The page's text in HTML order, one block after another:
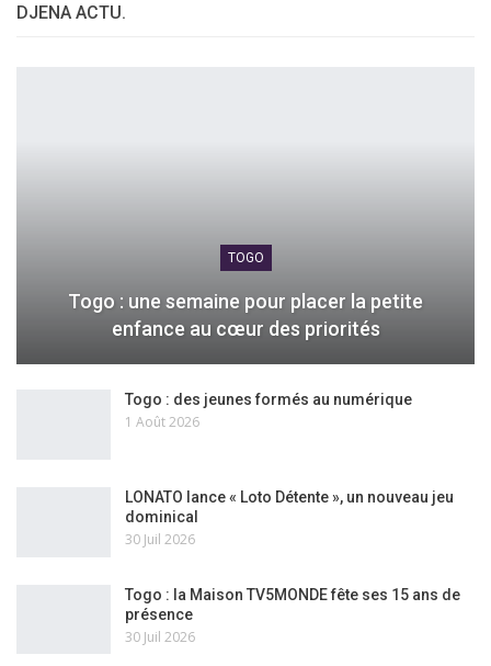
DJENA ACTU.
TOGO
Togo : une semaine pour placer la petite
enfance au cœur des priorités
Togo : des jeunes formés au numérique
1 Août 2026
LONATO lance « Loto Détente », un nouveau jeu
dominical
30 Juil 2026
Togo : la Maison TV5MONDE fête ses 15 ans de
présence
30 Juil 2026